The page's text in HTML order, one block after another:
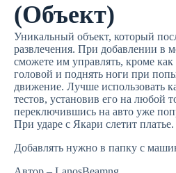
(Объект)
Уникальный объект, который
развлечения. При добавлении в
сможете им управлять, кроме как
головой и поднять ноги при
движение. Лучше использовать
тестов, установив его на любой
переключившись на авто уже
При ударе с Якари слетит платье.
Добавлять нужно в папку с